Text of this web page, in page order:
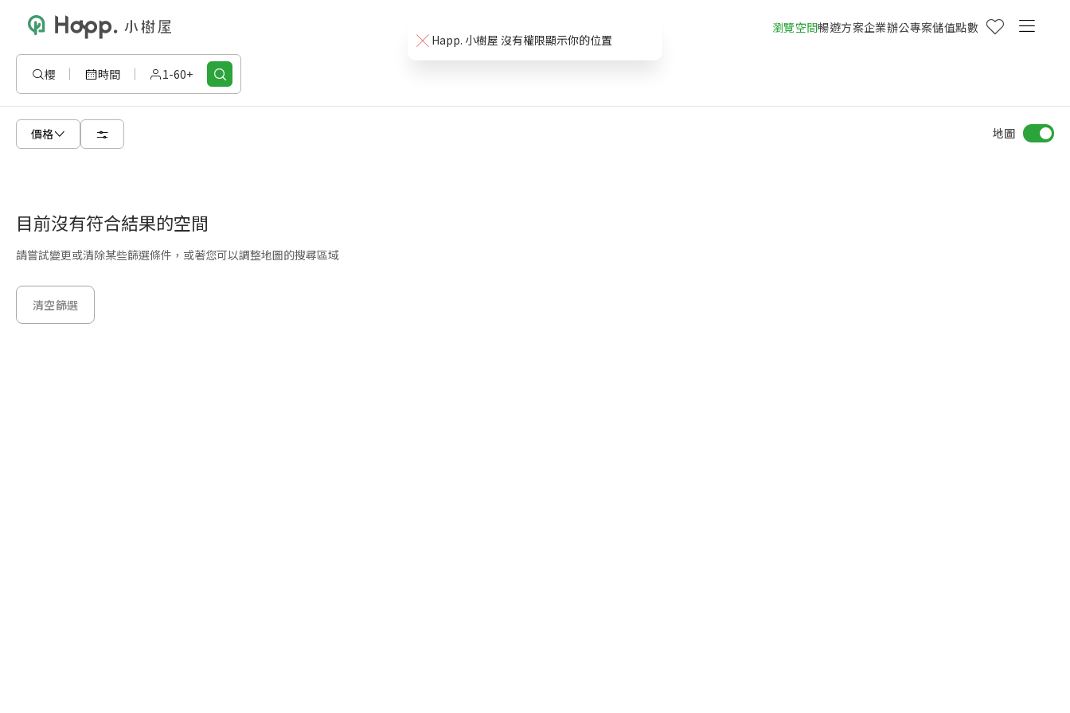
瀏覽空間暢遊方案企業辦公專案儲值點數
櫻 時間 1-60+
地圖
價格
目前沒有符合結果的空間
請嘗試變更或清除某些篩選條件，或著您可以調整地圖的搜尋區域
清空篩選
Happ. 小樹屋 沒有權限顯示你的位置